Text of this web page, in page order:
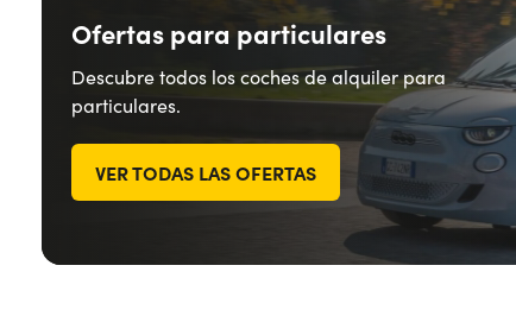
Ofertas para particulares
Descubre todos los coches de alquiler para
particulares.
VER TODAS LAS OFERTAS